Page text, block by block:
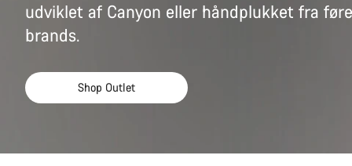
udviklet af Canyon eller håndplukket fra
brands.
Shop Outlet